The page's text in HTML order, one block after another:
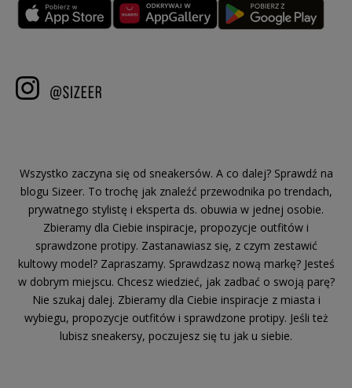
Wszystko zaczyna się od sneakersów. A co dalej? Sprawdź na
blogu Sizeer. To trochę jak znaleźć przewodnika po trendach,
prywatnego stylistę i eksperta ds. obuwia w jednej osobie.
Zbieramy dla Ciebie inspiracje, propozycje outfitów i
sprawdzone protipy. Zastanawiasz się, z czym zestawić
kultowy model? Zapraszamy. Sprawdzasz nową markę? Jesteś
w dobrym miejscu. Chcesz wiedzieć, jak zadbać o swoją parę?
Nie szukaj dalej. Zbieramy dla Ciebie inspiracje z miasta i
wybiegu, propozycje outfitów i sprawdzone protipy. Jeśli też
lubisz sneakersy, poczujesz się tu jak u siebie.